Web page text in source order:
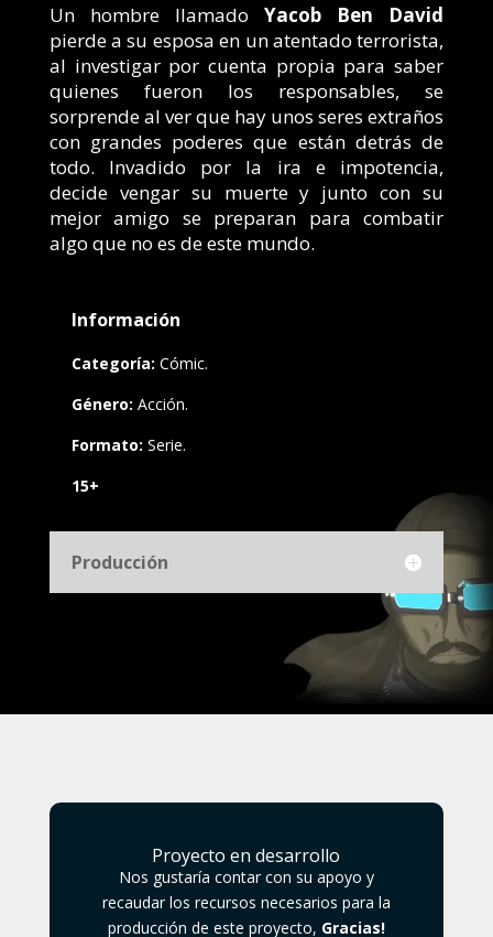
Un hombre llamadoYacob Ben David
pierde a su esposa en un atentado terrorista,
al investigar por cuenta propia para saber
quienes fueron los responsables, se
sorprende al ver que hay unos seres extraños
con grandes poderes que están detrás de
todo. Invadido por la ira e impotencia,
decide vengar su muerte y junto con su
mejor amigo se preparan para combatir
algo que no es de este mundo.
Información
Categoría: Cómic.
Género: Acción.
Formato: Serie.
15+
Producción
Proyecto en desarrollo
Nos gustaría contar con su apoyo y
recaudar los recursos necesarios para la
producción de este proyecto, Gracias!